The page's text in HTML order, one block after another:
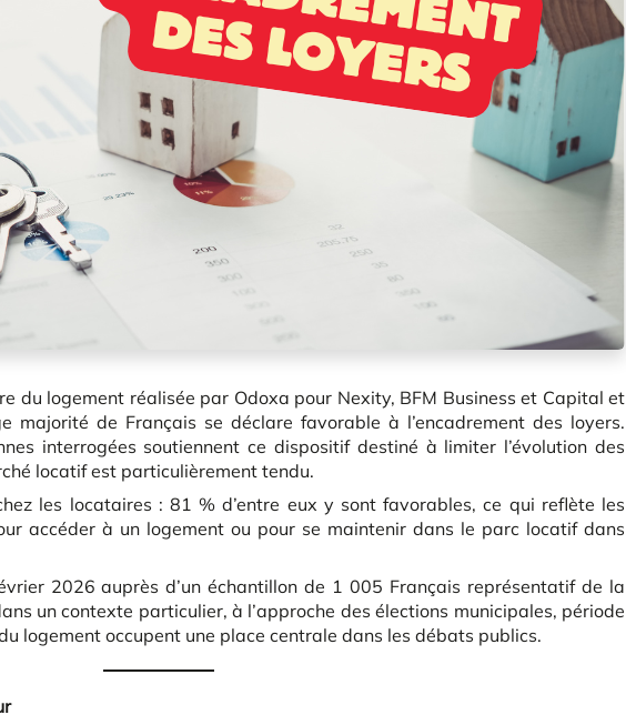
du logement réalisée par Odoxa pour Nexity, BFM Business et Capital et
majorité de Français se déclare favorable à l’encadrement des loyers.
interrogées soutiennent ce dispositif destiné à limiter l’évolution des
locatif est particulièrement tendu.
les locataires : 81 % d’entre eux y sont favorables, ce qui reflète les
accéder à un logement ou pour se maintenir dans le parc locatif dans
2026 auprès d’un échantillon de 1 005 Français représentatif de la
un contexte particulier, à l’approche des élections municipales, période
logement occupent une place centrale dans les débats publics.